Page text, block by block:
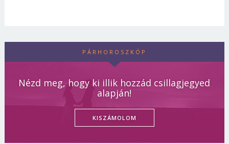
PÁRHOROSZKÓP
Nézd meg, hogy ki illik hozzád csillagjegyed
alapján!
KISZÁMOLOM